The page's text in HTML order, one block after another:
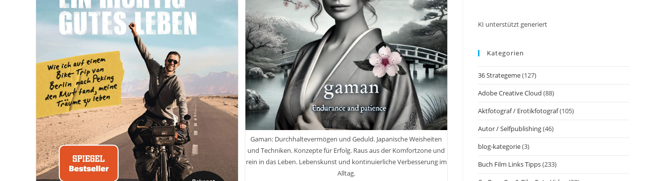
Gaman: Durchhaltevermögen und Geduld. Japanische Weisheiten
und Techniken. Konzepte für Erfolg. Raus aus der Komfortzone und
rein in das Leben. Lebenskunst und kontinuierliche Verbesserung im
Alltag.
KI unterstützt generiert
Kategorien
36 Strategeme(127)
Adobe Creative Cloud (88)
Aktfotograf / Erotikfotograf(105)
Autor / Selfpublishing(46)
blog-kategorie(3)
Buch Film Links Tipps(233)